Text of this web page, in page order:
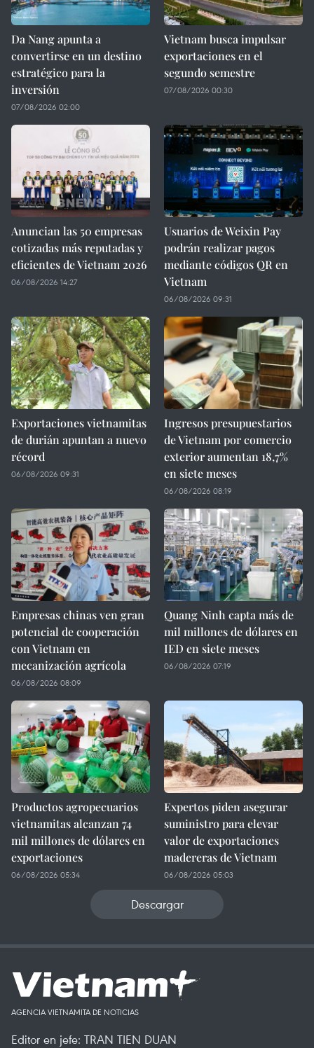
Da Nang apunta a
convertirse en un destino
estratégico para la
inversión
07/08/2026 02:00
Vietnam busca impulsar
exportaciones en el
segundo semestre
07/08/2026 00:30
Anuncian las 50 empresas
cotizadas más reputadas y
eficientes de Vietnam 2026
06/08/2026 14:27
Usuarios de Weixin Pay
podrán realizar pagos
mediante códigos QR en
Vietnam
06/08/2026 09:31
Exportaciones vietnamitas
de durián apuntan a nuevo
récord
06/08/2026 09:31
Ingresos presupuestarios
de Vietnam por comercio
exterior aumentan 18,7%
en siete meses
06/08/2026 08:19
Empresas chinas ven gran
potencial de cooperación
con Vietnam en
mecanización agrícola
06/08/2026 08:09
Quang Ninh capta más de
mil millones de dólares en
IED en siete meses
06/08/2026 07:19
Productos agropecuarios
vietnamitas alcanzan 74
mil millones de dólares en
exportaciones
06/08/2026 05:34
Expertos piden asegurar
suministro para elevar
valor de exportaciones
madereras de Vietnam
06/08/2026 05:03
Descargar
AGENCIA VIETNAMITA DE NOTICIAS
Editor en jefe: TRAN TIEN DUAN